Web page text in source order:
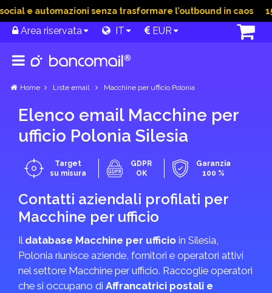
e automazioni senza trasformare l’outbound in caos 15
Area riservata IT EUR
Home Liste email Macchine per ufficio Polonia
Elenco email Macchine per
ufficio Polonia Silesia
Target
su misura
GDPR
OK
Garanzia
100 %
Contatti aziendali profilati per
Macchine per ufficio
Il database Macchine per ufficio in Silesia,
Polonia riunisce aziende, fornitori e operatori attivi
nel settore Macchine per ufficio. Raccoglie operatori
che si occupano di Affrancatrici postali e